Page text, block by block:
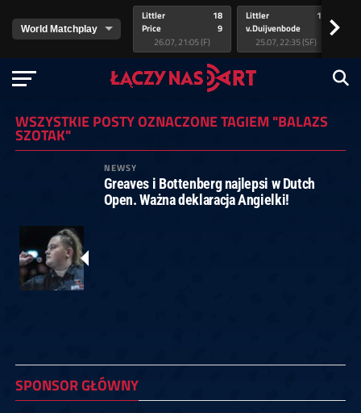
Littler
Price
18
9
26.07, 21:05 (F)
Littler
v.Duijvenbode
17
25.07, 22:35 (SF)
>
WSZYSTKIE POSTY OZNACZONE TAGIEM "BALAZS
SZOTAK"
NEWSY
Greaves i Bottenberg najlepsi w Dutch
Open. Ważna deklaracja Angielki!
SPONSOR GŁÓWNY